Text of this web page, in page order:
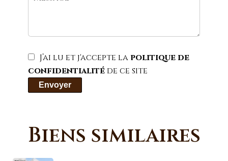
J’ai lu et j'accepte la politique de
confidentialité de ce site
Envoyer
Biens similaires